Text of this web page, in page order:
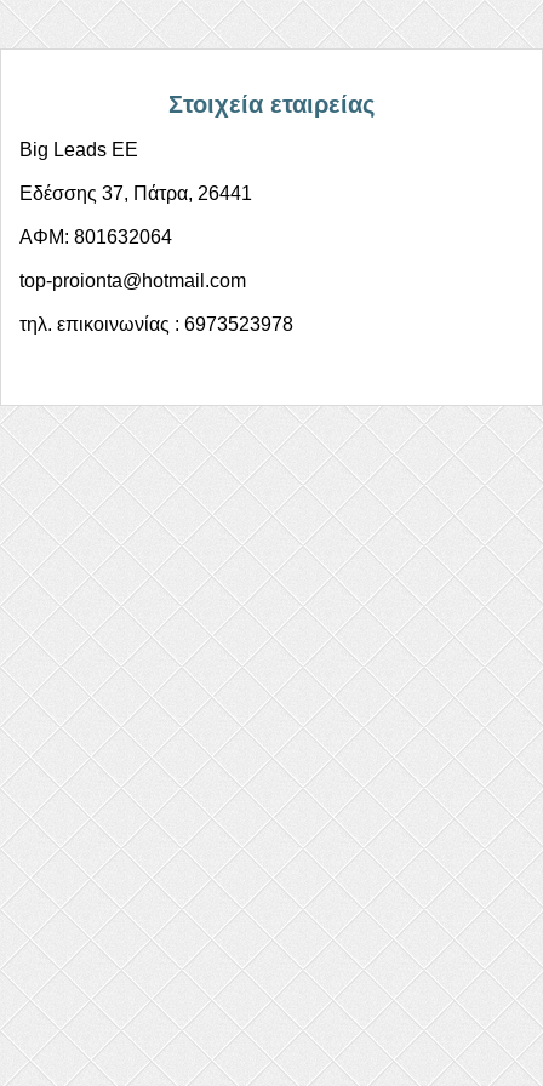
Στοιχεία εταιρείας
Big Leads EE
Εδέσσης 37, Πάτρα, 26441
ΑΦΜ: 801632064
top-proionta@hotmail.com
τηλ. επικοινωνίας : 6973523978